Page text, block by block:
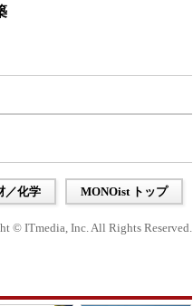
／化学 MONOist トップ
© ITmedia, Inc. All Rights Reserved.